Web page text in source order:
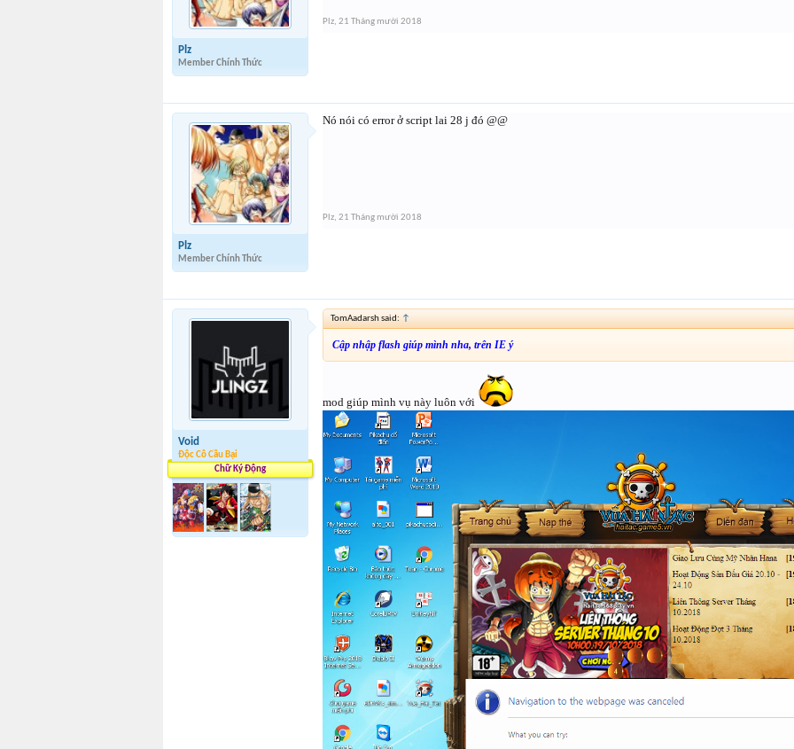
Plz
Member Chính Thức
Plz, 21 Tháng mười 2018
Plz
Member Chính Thức
Nó nói có error ở script lai 28 j đó @@
Plz, 21 Tháng mười 2018
Void
Độc Cô Cầu Bại
Chữ Ký Động
TomAadarsh said: ↑
Cập nhập flash giúp mình nha, trên IE ý
mod giúp mình vụ này luôn với